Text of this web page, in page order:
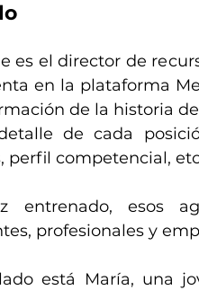
es el director de
en la plataforma
de la historia
de cada
perfil competencial,
entrenado, esos
profesionales y
está María, una